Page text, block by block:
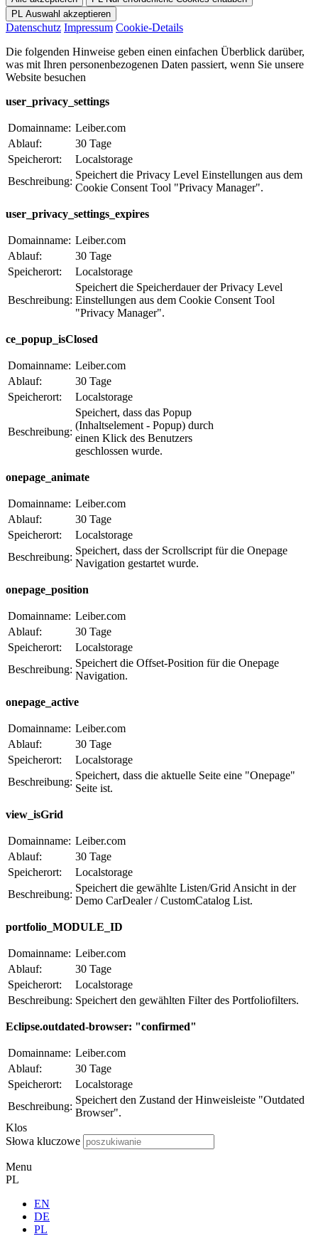
Datenschutz Impressum Cookie-Details
Die folgenden Hinweise geben einen einfachen Überblick darüber,
was mit Ihren personenbezogenen Daten passiert, wenn Sie unsere
Website besuchen
user_privacy_settings
Domainname: Leiber.com
Ablauf:
30 Tage
Speicherort:
Localstorage
Beschreibung:
Speichert die Privacy Level Einstellungen aus dem
Cookie Consent Tool "Privacy Manager".
user_privacy_settings_expires
Domainname: Leiber.com
Ablauf:
30 Tage
Speicherort:
Localstorage
Beschreibung:
Speichert die Speicherdauer der Privacy Level
Einstellungen aus dem Cookie Consent Tool
"Privacy Manager".
ce_popup_isClosed
Domainname: Leiber.com
Ablauf:
30 Tage
Speicherort:
Localstorage
Beschreibung:
Speichert, dass das Popup
(Inhaltselement - Popup) durch
einen Klick des Benutzers
geschlossen wurde.
onepage_animate
Domainname: Leiber.com
Ablauf:
30 Tage
Speicherort:
Localstorage
Beschreibung:
Speichert, dass der Scrollscript für die Onepage
Navigation gestartet wurde.
onepage_position
Domainname: Leiber.com
Ablauf:
30 Tage
Speicherort:
Localstorage
Beschreibung:
Speichert die Offset-Position für die Onepage
Navigation.
onepage_active
Domainname: Leiber.com
Ablauf:
30 Tage
Speicherort:
Localstorage
Beschreibung:
Speichert, dass die aktuelle Seite eine "Onepage"
Seite ist.
view_isGrid
Domainname: Leiber.com
Ablauf:
30 Tage
Speicherort:
Localstorage
Beschreibung:
Speichert die gewählte Listen/Grid Ansicht in der
Demo CarDealer / CustomCatalog List.
portfolio_MODULE_ID
Domainname: Leiber.com
Ablauf:
30 Tage
Speicherort:
Localstorage
Beschreibung: Speichert den gewählten Filter des Portfoliofilters.
Eclipse.outdated-browser: "confirmed"
Domainname: Leiber.com
Ablauf:
30 Tage
Speicherort:
Localstorage
Beschreibung:
Speichert den Zustand der Hinweisleiste "Outdated
Browser".
Klos
Słowa kluczowe
Menu
PL
EN
DE
PL